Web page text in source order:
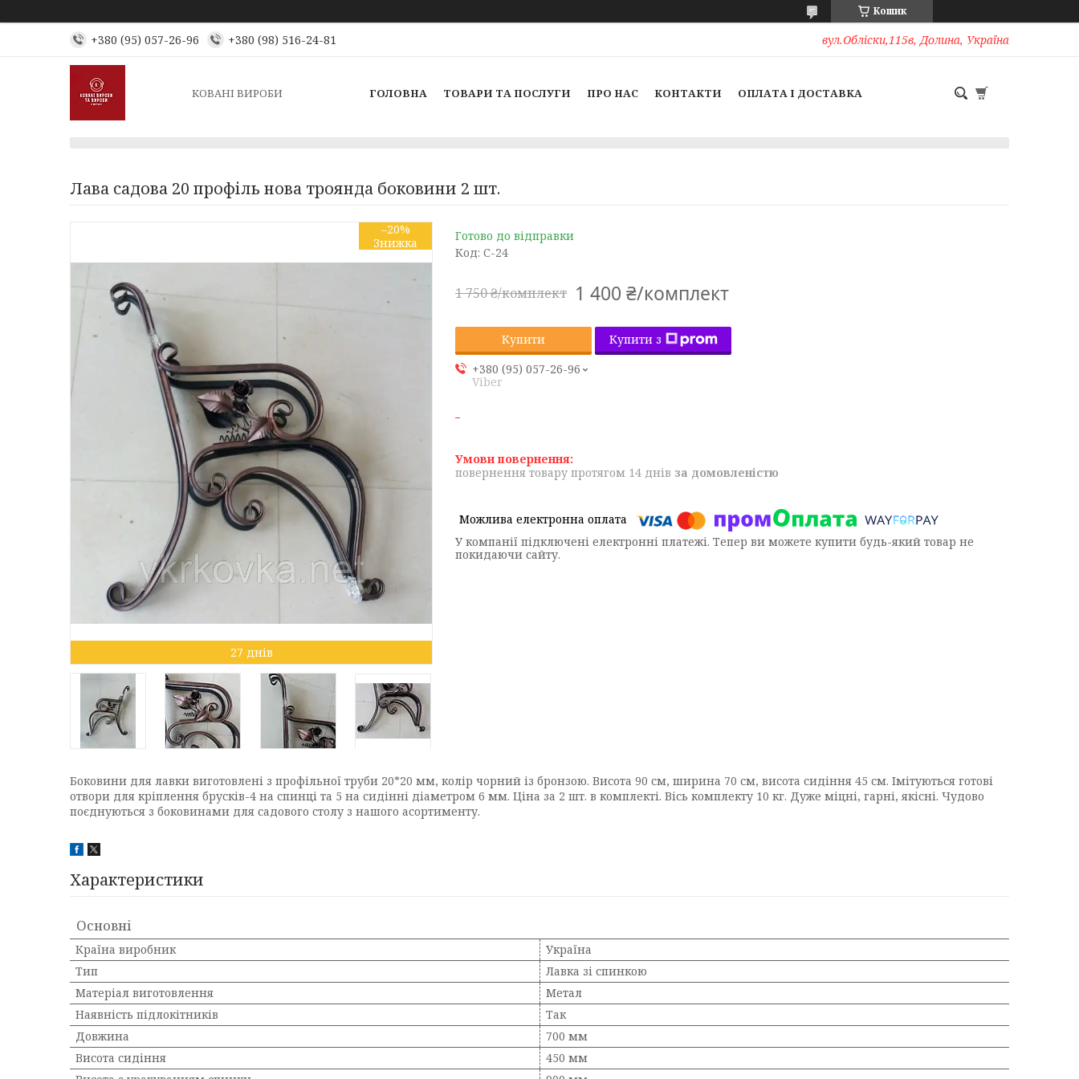
Кошик
+380 (95) 057-26-96 +380 (98) 516-24-81 вул.Обліски,115в, Долина, Україна
КОВАНІ ВИРОБИ ГОЛОВНА ТОВАРИ ТА ПОСЛУГИ ПРО НАС КОНТАКТИ ОПЛАТА І ДОСТАВКА
Лава садова 20 профіль нова троянда боковини 2 шт.
–20%
27 днів
Готово до відправки
Код: С-24
1 750 ₴/комплект 1 400 ₴/комплект
Купити
Купити з
+380 (95) 057-26-96
Viber
повернення товару протягом 14 днів за домовленістю
У компанії підключені електронні платежі. Тепер ви можете купити будь-який товар не
покидаючи сайту.
Боковини для лавки виготовлені з профільної труби 20*20 мм, колір чорний із бронзою. Висота 90 см, ширина 70 см, висота сидіння 45 см. Імітуються готові
отвори для кріплення брусків-4 на спинці та 5 на сидінні діаметром 6 мм. Ціна за 2 шт. в комплекті. Вісь комплекту 10 кг. Дуже міцні, гарні, якісні. Чудово
поєднуються з боковинами для садового столу з нашого асортименту.
Характеристики
Основні
Країна виробник
Україна
Тип
Лавка зі спинкою
Матеріал виготовлення
Метал
Наявність підлокітників
Так
Довжина
700 мм
Висота сидіння
450 мм